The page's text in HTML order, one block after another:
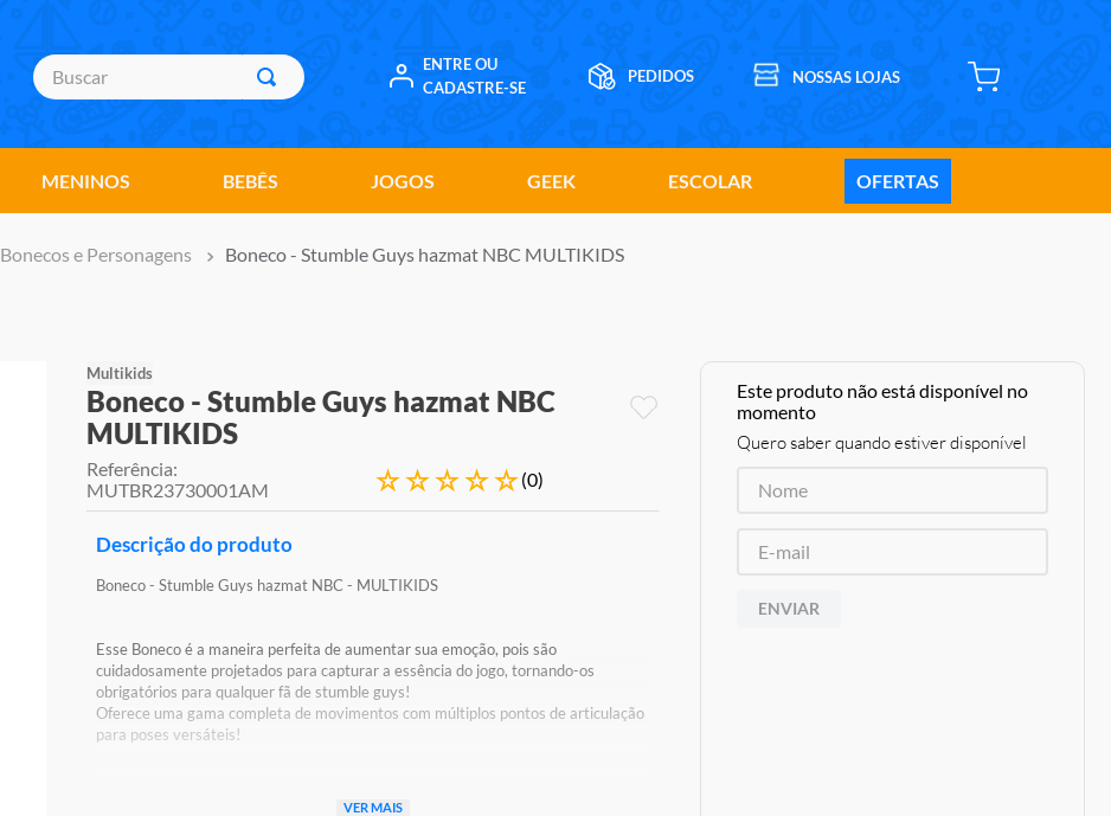
Buscar
ENTRE OU
CADASTRE-SE
MENINOS BEBÊS JOGOS GEEK ESCOLAR OFERTAS
Bonecos e Personagens Boneco - Stumble Guys hazmat NBC MULTIKIDS
Multikids
Boneco - Stumble Guys hazmat NBC
MULTIKIDS
Referência:
MUTBR23730001AM
☆☆☆☆☆(0)
Descrição do produto
Boneco - Stumble Guys hazmat NBC - MULTIKIDS
Esse Boneco é a maneira perfeita de aumentar sua emoção, pois são
cuidadosamente projetados para capturar a essência do jogo, tornando-os
obrigatórios para qualquer fã de stumble guys!
Oferece uma gama completa de movimentos com múltiplos pontos de articulação
para poses versáteis!
VER MAIS
Este produto não está disponível no
momento
Quero saber quando estiver disponível
ENVIAR